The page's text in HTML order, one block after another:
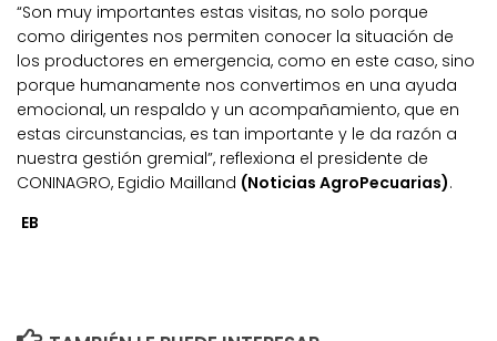
“Son muy importantes estas visitas, no solo porque
como dirigentes nos permiten conocer la situación de
los productores en emergencia, como en este caso, sino
porque humanamente nos convertimos en una ayuda
emocional, un respaldo y un acompañamiento, que en
estas circunstancias, es tan importante y le da razón a
nuestra gestión gremial”, reflexiona el presidente de
CONINAGRO, Egidio Mailland (Noticias AgroPecuarias).
EB